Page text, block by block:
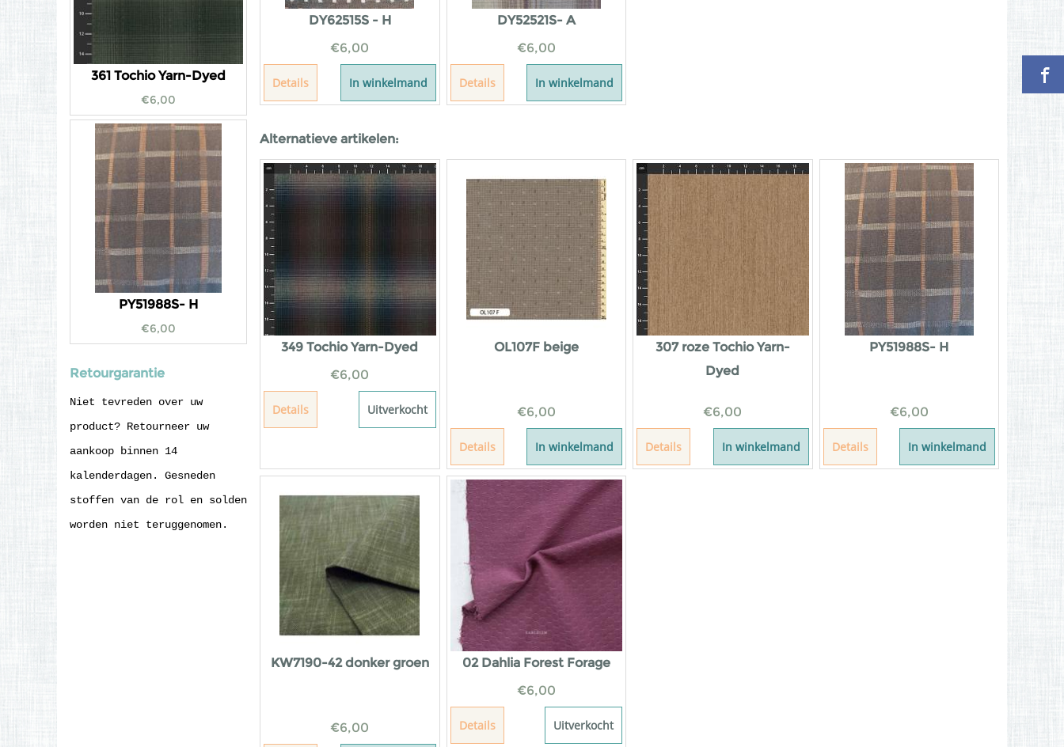
361 Tochio Yarn-Dyed
€6,00
PY51988S- H
€6,00
Retourgarantie
Niet tevreden over uw
product? Retourneer uw
aankoop binnen 14
kalenderdagen. Gesneden
stoffen van de rol en solden
worden niet teruggenomen.
DY62515S - H
€6,00
Details In winkelmand
DY52521S- A
€6,00
Details In winkelmand
Alternatieve artikelen:
349 Tochio Yarn-Dyed
€6,00
Details Uitverkocht
OL107F beige
€6,00
Details In winkelmand
307 roze Tochio Yarn-
Dyed
€6,00
Details In winkelmand
PY51988S- H
€6,00
Details In winkelmand
KW7190-42 donker groen
€6,00
02 Dahlia Forest Forage
€6,00
Details Uitverkocht